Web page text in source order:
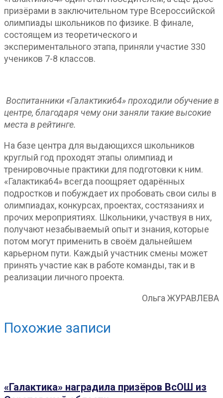
призёрами в заключительном туре Всероссийской
олимпиады школьников по физике. В финале,
состоящем из теоретического и
экспериментального этапа, приняли участие 330
учеников 7-8 классов.
Воспитанники «Галактики64» проходили обучение в
центре, благодаря чему они заняли такие высокие
места в рейтинге.
На базе центра для выдающихся школьников
круглый год проходят этапы олимпиад и
тренировочные практики для подготовки к ним.
«Галактика64» всегда поощряет одарённых
подростков и побуждает их пробовать свои силы в
олимпиадах, конкурсах, проектах, состязаниях и
прочих мероприятиях. Школьники, участвуя в них,
получают незабываемый опыт и знания, которые
потом могут применить в своём дальнейшем
карьерном пути. Каждый участник смены может
принять участие как в работе команды, так и в
реализации личного проекта.
Ольга ЖУРАВЛЕВА
Похожие записи
«Галактика» наградила призёров ВсОШ из